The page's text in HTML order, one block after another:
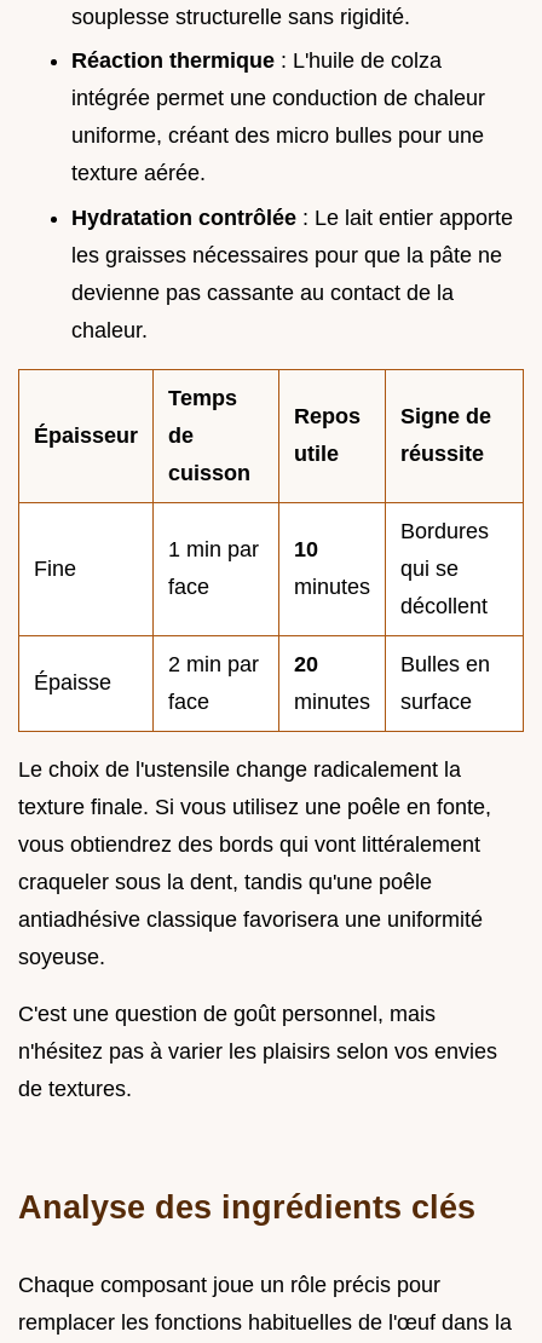
souplesse structurelle sans rigidité.
Réaction thermique : L'huile de colza
intégrée permet une conduction de chaleur
uniforme, créant des micro bulles pour une
texture aérée.
Hydratation contrôlée : Le lait entier apporte
les graisses nécessaires pour que la pâte ne
devienne pas cassante au contact de la
chaleur.
Épaisseur
Temps
de
cuisson
Repos
utile
Signe de
réussite
Fine
1 min par
face
10
minutes
Bordures
qui se
décollent
Épaisse
2 min par
face
20
minutes
Bulles en
surface
Le choix de l'ustensile change radicalement la
texture finale. Si vous utilisez une poêle en fonte,
vous obtiendrez des bords qui vont littéralement
craqueler sous la dent, tandis qu'une poêle
antiadhésive classique favorisera une uniformité
soyeuse.
C'est une question de goût personnel, mais
n'hésitez pas à varier les plaisirs selon vos envies
de textures.
Analyse des ingrédients clés
Chaque composant joue un rôle précis pour
remplacer les fonctions habituelles de l'œuf dans la